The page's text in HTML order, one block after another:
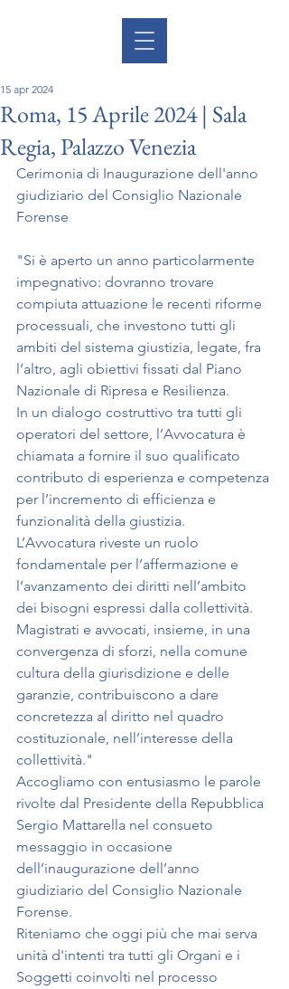
Roma, 15 Aprile 2024 | Sala
Regia, Palazzo Venezia
15 apr 2024
Cerimonia di Inaugurazione dell'anno
giudiziario del Consiglio Nazionale
Forense
"Si è aperto un anno particolarmente
impegnativo: dovranno trovare
compiuta attuazione le recenti riforme
processuali, che investono tutti gli
ambiti del sistema giustizia, legate, fra
l’altro, agli obiettivi fissati dal Piano
Nazionale di Ripresa e Resilienza.
In un dialogo costruttivo tra tutti gli
operatori del settore, l’Avvocatura è
chiamata a fornire il suo qualificato
contributo di esperienza e competenza
per l’incremento di efficienza e
funzionalità della giustizia.
L’Avvocatura riveste un ruolo
fondamentale per l’affermazione e
l’avanzamento dei diritti nell’ambito
dei bisogni espressi dalla collettività.
Magistrati e avvocati, insieme, in una
convergenza di sforzi, nella comune
cultura della giurisdizione e delle
garanzie, contribuiscono a dare
concretezza al diritto nel quadro
costituzionale, nell’interesse della
collettività."
Accogliamo con entusiasmo le parole
rivolte dal Presidente della Repubblica
Sergio Mattarella nel consueto
messaggio in occasione
dell’inaugurazione dell’anno
giudiziario del Consiglio Nazionale
Forense.
Riteniamo che oggi più che mai serva
unità d'intenti tra tutti gli Organi e i
Soggetti coinvolti nel processo